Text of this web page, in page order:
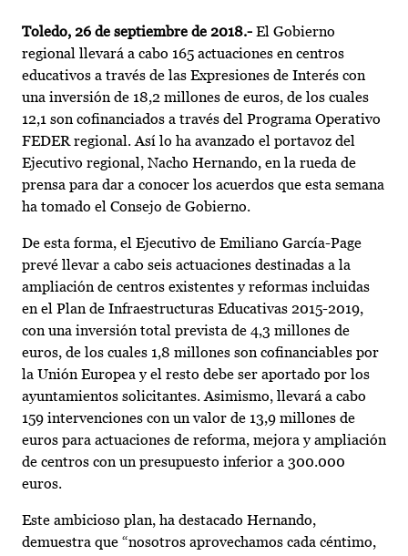
Toledo, 26 de septiembre de 2018.- El Gobierno
regional llevará a cabo 165 actuaciones en centros
educativos a través de las Expresiones de Interés con
una inversión de 18,2 millones de euros, de los cuales
12,1 son cofinanciados a través del Programa Operativo
FEDER regional. Así lo ha avanzado el portavoz del
Ejecutivo regional, Nacho Hernando, en la rueda de
prensa para dar a conocer los acuerdos que esta semana
ha tomado el Consejo de Gobierno.
De esta forma, el Ejecutivo de Emiliano García-Page
prevé llevar a cabo seis actuaciones destinadas a la
ampliación de centros existentes y reformas incluidas
en el Plan de Infraestructuras Educativas 2015-2019,
con una inversión total prevista de 4,3 millones de
euros, de los cuales 1,8 millones son cofinanciables por
la Unión Europea y el resto debe ser aportado por los
ayuntamientos solicitantes. Asimismo, llevará a cabo
159 intervenciones con un valor de 13,9 millones de
euros para actuaciones de reforma, mejora y ampliación
de centros con un presupuesto inferior a 300.000
euros.
Este ambicioso plan, ha destacado Hernando,
demuestra que “nosotros aprovechamos cada céntimo,